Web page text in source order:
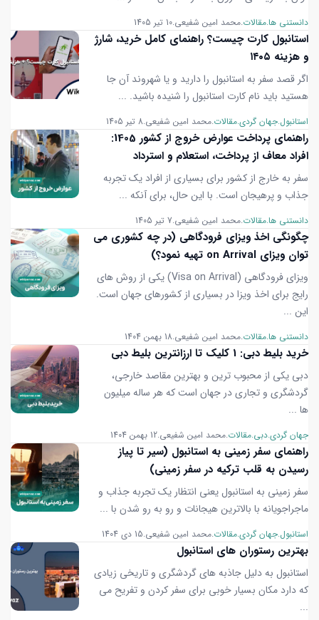
دانستنی هامقالات محمد امین شفیعی 10 تیر 1405
استانبول کارت چیست؟ راهنمای کامل خرید، شارژ
و هزینه ۱۴۰۵
اگر قصد سفر به استانبول را دارید و یا شهروند آن جا
هستید باید نام کارت استانبول را شنیده باشید. ...
استانبول جهان گردیمقالات محمد امین شفیعی 8 تیر 1405
راهنمای پرداخت عوارض خروج از کشور 1405:
افراد معاف از پرداخت، استعلام و استرداد
سفر به خارج از کشور برای بسیاری از افراد یک تجربه
جذاب و پرهیجان است. با این حال، برای آنکه ...
دانستنی هامقالات محمد امین شفیعی 7 تیر 1405
چگونگی اخذ ویزای فرودگاهی (در چه کشوری می
توان ویزای on Arrival تهیه نمود؟)
ویزای فرودگاهی (Visa on Arrival) یکی از روش های
رایج برای اخذ ویزا در بسیاری از کشورهای جهان است.
این ...
دانستنی هامقالات محمد امین شفیعی 18 بهمن 1404
خرید بلیط دبی: 1 کلیک تا ارزانترین بلیط دبی
دبی یکی از محبوب ترین و بهترین مقاصد خارجی،
گردشگری و تجاری در جهان است که هر ساله میلیون
ها ...
جهان گردیدبی مقالات محمد امین شفیعی 12 بهمن 1404
راهنمای سفر زمینی به استانبول (سیر تا پیاز
رسیدن به قلب ترکیه در سفر زمینی)
سفر زمینی به استانبول یعنی انتظار یک تجربه جذاب و
ماجراجویانه با بالاترین هیجانات و رو به رو شدن با ...
استانبول جهان گردیمقالات محمد امین شفیعی 15 دی 1404
بهترین رستوران های استانبول
استانبول به دلیل جاذبه های گردشگری و تاریخی زیادی
که دارد مکان بسیار خوبی برای سفر کردن و تفریح می
...